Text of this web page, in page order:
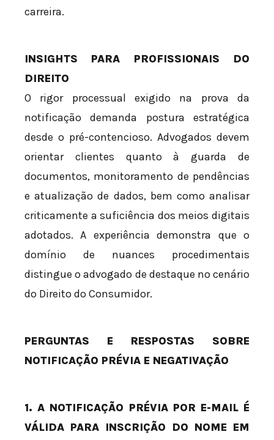
carreira.
INSIGHTS PARA PROFISSIONAIS DO
DIREITO
O rigor processual exigido na prova da
notificação demanda postura estratégica
desde o pré-contencioso. Advogados devem
orientar clientes quanto à guarda de
documentos, monitoramento de pendências
e atualização de dados, bem como analisar
criticamente a suficiência dos meios digitais
adotados. A experiência demonstra que o
domínio de nuances procedimentais
distingue o advogado de destaque no cenário
do Direito do Consumidor.
PERGUNTAS E RESPOSTAS SOBRE
NOTIFICAÇÃO PRÉVIA E NEGATIVAÇÃO
1. A NOTIFICAÇÃO PRÉVIA POR E-MAIL É
VÁLIDA PARA INSCRIÇÃO DO NOME EM